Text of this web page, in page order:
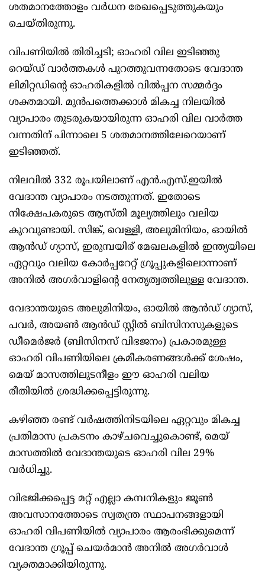
ശതമാനത്തോളം വര്‍ധന രേഖപ്പെടുത്തുകയും
ചെയ്തിരുന്നു.
വിപണിയില്‍ തിരിച്ചടി; ഓഹരി വില ഇടിഞ്ഞു
റെയ്ഡ് വാര്‍ത്തകള്‍ പുറത്തുവന്നതോടെ വേദാന്ത
ലിമിറ്റഡിന്റെ ഓഹരികളില്‍ വില്‍പ്പന സമ്മര്‍ദ്ദം
ശക്തമായി. മുന്‍പത്തെക്കാള്‍ മികച്ച നിലയില്‍
വ്യാപാരം തുടരുകയായിരുന്ന ഓഹരി വില വാര്‍ത്ത
വന്നതിന് പിന്നാലെ 5 ശതമാനത്തിലേറെയാണ്
ഇടിഞ്ഞത്.
നിലവില്‍ 332 രൂപയിലാണ് എന്‍.എസ്.ഇയില്‍
വേദാന്ത വ്യാപാരം നടത്തുന്നത്. ഇതോടെ
നിക്ഷേപകരുടെ ആസ്തി മൂല്യത്തിലും വലിയ
കുറവുണ്ടായി. സിങ്ക്, വെള്ളി, അലുമിനിയം, ഓയില്‍
ആന്‍ഡ് ഗ്യാസ്, ഇരുമ്പയിര് മേഖലകളില്‍ ഇന്ത്യയിലെ
ഏറ്റവും വലിയ കോര്‍പ്പറേറ്റ് ഗ്രൂപ്പുകളിലൊന്നാണ്
അനില്‍ അഗര്‍വാളിന്റെ നേതൃത്വത്തിലുള്ള വേദാന്ത.
വേദാന്തയുടെ അലുമിനിയം, ഓയില്‍ ആന്‍ഡ് ഗ്യാസ്,
പവര്‍, അയണ്‍ ആന്‍ഡ് സ്റ്റീല്‍ ബിസിനസുകളുടെ
ഡീമെര്‍ജര്‍ (ബിസിനസ് വിഭജനം) പ്രകാരമുള്ള
ഓഹരി വിപണിയിലെ ക്രമീകരണങ്ങള്‍ക്ക് ശേഷം,
മെയ് മാസത്തിലുടനീളം ഈ ഓഹരി വലിയ
രീതിയില്‍ ശ്രദ്ധിക്കപ്പെട്ടിരുന്നു.
കഴിഞ്ഞ രണ്ട് വര്‍ഷത്തിനിടയിലെ ഏറ്റവും മികച്ച
പ്രതിമാസ പ്രകടനം കാഴ്ചവെച്ചുകൊണ്ട്, മെയ്
മാസത്തില്‍ വേദാന്തയുടെ ഓഹരി വില 29%
വര്‍ധിച്ചു.
വിഭജിക്കപ്പെട്ട മറ്റ് എല്ലാ കമ്പനികളും ജൂണ്‍
അവസാനത്തോടെ സ്വതന്ത്ര സ്ഥാപനങ്ങളായി
ഓഹരി വിപണിയില്‍ വ്യാപാരം ആരംഭിക്കുമെന്ന്
വേദാന്ത ഗ്രൂപ്പ് ചെയര്‍മാന്‍ അനില്‍ അഗര്‍വാള്‍
വ്യക്തമാക്കിയിരുന്നു.